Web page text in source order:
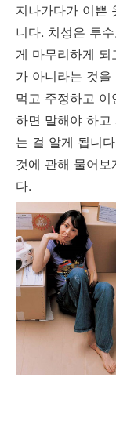
지나가다가 이쁜
니다. 치성은 투
게 마무리하게
가 아니라는 것
먹고 주정하고
하면 말해야 하
는 걸 알게 됩니
것에 관해 물어
다.